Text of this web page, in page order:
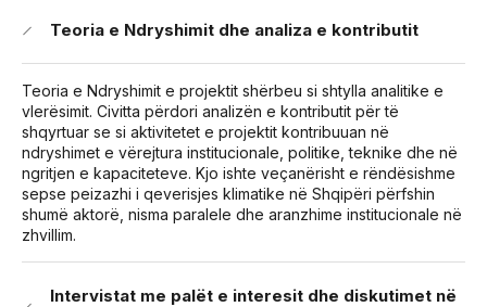
Teoria e Ndryshimit dhe analiza e kontributit
Teoria e Ndryshimit e projektit shërbeu si shtylla analitike e
vlerësimit. Civitta përdori analizën e kontributit për të
shqyrtuar se si aktivitetet e projektit kontribuuan në
ndryshimet e vërejtura institucionale, politike, teknike dhe në
ngritjen e kapaciteteve. Kjo ishte veçanërisht e rëndësishme
sepse peizazhi i qeverisjes klimatike në Shqipëri përfshin
shumë aktorë, nisma paralele dhe aranzhime institucionale në
zhvillim.
Intervistat me palët e interesit dhe diskutimet në